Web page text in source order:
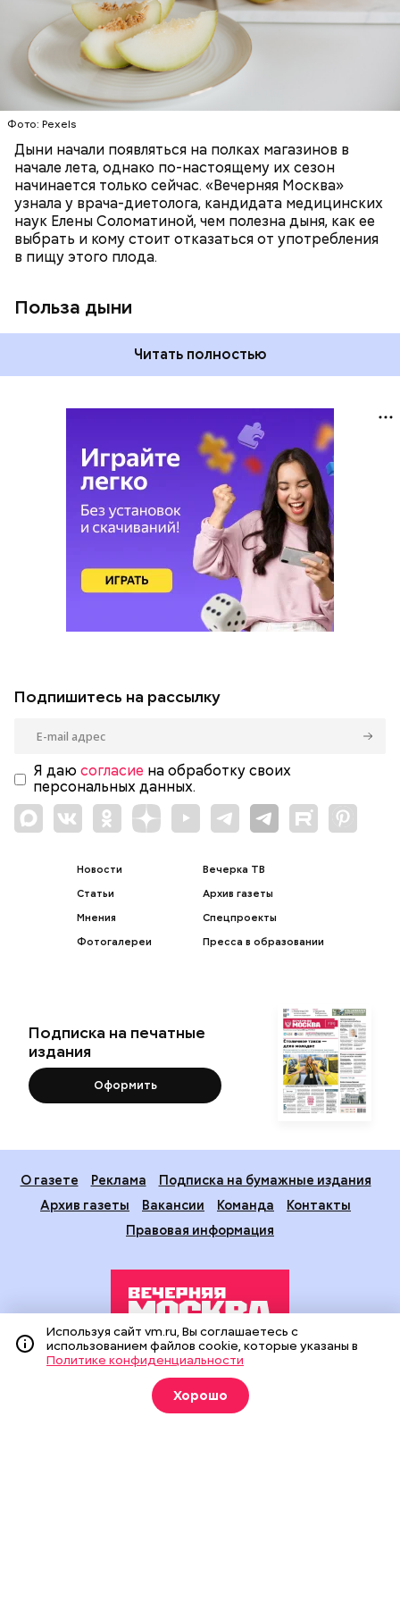
Фото: Pexels
Дыни начали появляться на полках магазинов в
начале лета, однако по-настоящему их сезон
начинается только сейчас. «Вечерняя Москва»
узнала у врача-диетолога, кандидата медицинских
наук Елены Соломатиной, чем полезна дыня, как ее
выбрать и кому стоит отказаться от употребления
в пищу этого плода.
Польза дыни
минералами. Так, в дыне содержатся:
слизистые оболочки органов. А еще именно
бета-каротин обеспечивает дыне желтый
лютеин и зеаксантин — эти каротиноиды
отлично поддерживают наше зрение;
калий — оказывает мочегонное действие,
поддерживает сердечно-сосудистую
систему и предотвращает скачки давления;
магний — помогает калию и не дает сосудам
спазмироваться.
Читать полностью
ЗДОРОВЬЕ
ПРАВИЛЬНОЕ ПИТАНИЕ
ОВОЩИ
ЛЕТО ФРУКТЫ
Подпишитесь на рассылку
Я даю согласие на обработку своих
персональных данных.
Новости
Статьи
Мнения
Фотогалереи
Вечерка ТВ
Архив газеты
Спецпроекты
Пресса в образовании
Подписка на печатные
издания
Оформить
О газете Реклама
Подписка на бумажные издания
Архив газеты
Вакансии Команда
Контакты
Правовая информация
Издание создано при финансовой поддержке Департамента
средств массовой информации и рекламы города Москвы.
На сайте применяются рекомендательные технологии
(информационные технологии предоставления информации
Используя сайт vm.ru, Вы соглашаетесь с
использованием файлов cookie, которые указаны в
Политике конфиденциальности
Хорошо